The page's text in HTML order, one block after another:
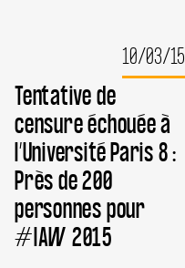
10/03/15
Tentative de
censure échouée à
l’Université Paris 8 :
Près de 200
personnes pour
#IAW 2015